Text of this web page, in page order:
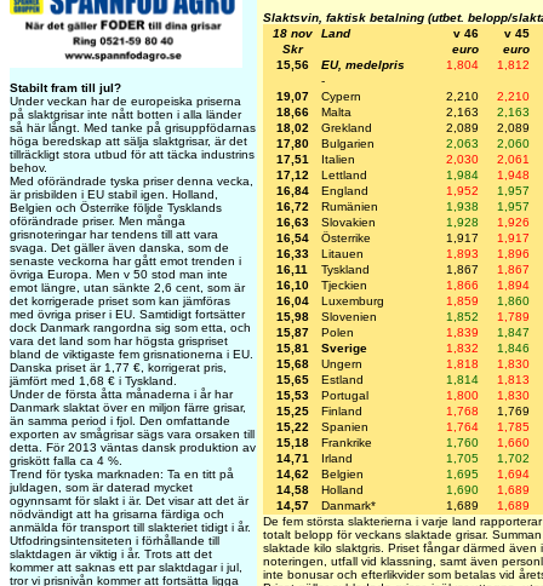
Stabilt fram till jul?
Under veckan har de europeiska priserna
på slaktgrisar inte nått botten i alla länder
så här långt. Med tanke på grisuppfödarnas
höga beredskap att sälja slaktgrisar, är det
tillräckligt stora utbud för att täcka industrins
behov.
Med oförändrade tyska priser denna vecka,
är prisbilden i EU stabil igen. Holland,
Belgien och Österrike följde Tysklands
oförändrade priser. Men många
grisnoteringar har tendens till att vara
svaga. Det gäller även danska, som de
senaste veckorna har gått emot trenden i
övriga Europa. Men v 50 stod man inte
emot längre, utan sänkte 2,6 cent, som är
det korrigerade priset som kan jämföras
med övriga priser i EU. Samtidigt fortsätter
dock Danmark rangordna sig som etta, och
vara det land som har högsta grispriset
bland de viktigaste fem grisnationerna i EU.
Danska priset är 1,77 €, korrigerat pris,
jämfört med 1,68 € i Tyskland.
Under de första åtta månaderna i år har
Danmark slaktat över en miljon färre grisar,
än samma period i fjol. Den omfattande
exporten av smågrisar sägs vara orsaken till
detta. För 2013 väntas dansk produktion av
griskött falla ca 4 %.
Trend för tyska marknaden: Ta en titt på
juldagen, som är daterad mycket
ogynnsamt för slakt i är. Det visar att det är
nödvändigt att ha grisarna färdiga och
anmälda för transport till slakteriet tidigt i år.
Utfodringsintensiteten i förhållande till
slaktdagen är viktig i år. Trots att det
kommer att saknas ett par slaktdagar i jul,
tror vi prisnivån kommer att fortsätta ligga
Slaktsvin, faktisk betalning (utbet. belopp/
18 nov
Land v 46
v 45
Skr
euro
euro
15,56
EU, medelpris 1,804
1,812
-
19,07
Cypern 2,210
2,210
18,66
Malta 2,163
2,163
18,02
Grekland 2,089
2,089
17,80
Bulgarien 2,063
2,060
17,51
Italien 2,030
2,061
17,12
Lettland 1,984
1,948
16,84
England 1,952
1,957
16,72
Rumänien 1,938
1,957
16,63
Slovakien 1,928
1,926
16,54
Österrike 1,917
1,917
16,33
Litauen 1,893
1,896
16,11
Tyskland 1,867
1,867
16,10
Tjeckien 1,866
1,894
16,04
Luxemburg 1,859
1,860
15,98
Slovenien 1,852
1,789
15,87
Polen 1,839
1,847
15,81
Sverige 1,832
1,846
15,68
Ungern 1,818
1,830
15,65
Estland 1,814
1,813
15,53
Portugal 1,800
1,830
15,25
Finland 1,768
1,769
15,22
Spanien 1,764
1,785
15,18
Frankrike 1,760
1,660
14,71
Irland 1,705
1,702
14,62
Belgien 1,695
1,694
14,58
Holland 1,690
1,689
14,57
Danmark* 1,689
1,689
De fem största slakterierna i varje land
totalt belopp för veckans slaktade grisar.
slaktade kilo slaktgris. Priset fångar därmed även
noteringen, utfall vid klassning, samt även
inte bonusar och efterlikvider som betalas vid